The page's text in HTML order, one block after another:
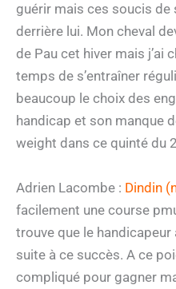
guérir mais ces soucis
derrière lui. Mon cheval
de Pau cet hiver mais j’ai
temps de s’entraîner
beaucoup le choix des
handicap et son manque
weight dans ce quinté du
Adrien Lacombe : Dindin
facilement une course
trouve que le handicapeur
suite à ce succès. A ce
compliqué pour gagner